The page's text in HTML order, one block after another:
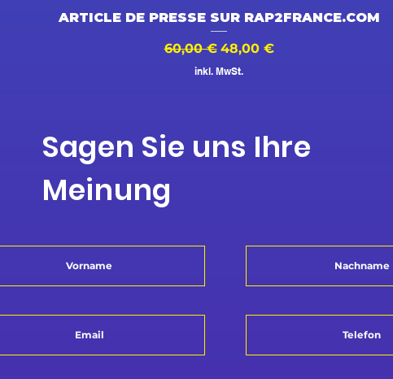
Schnellansicht
ARTICLE DE PRESSE SUR RAP2FRANCE.COM
Standardpreis
60,00 € Sale-Preis
48,00 €
inkl. MwSt.
Sagen Sie uns Ihre
Meinung